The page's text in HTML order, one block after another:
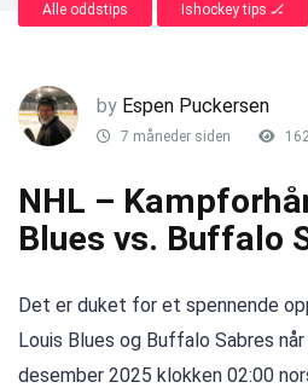
Alle oddstips Ishockey tips 🏒
by Espen Puckersen
7 måneder siden
NHL –
Blues vs. Buffalo
Det er duket for et spennende
Louis Blues og Buffalo Sabres
desember 2025 klokken 02:00